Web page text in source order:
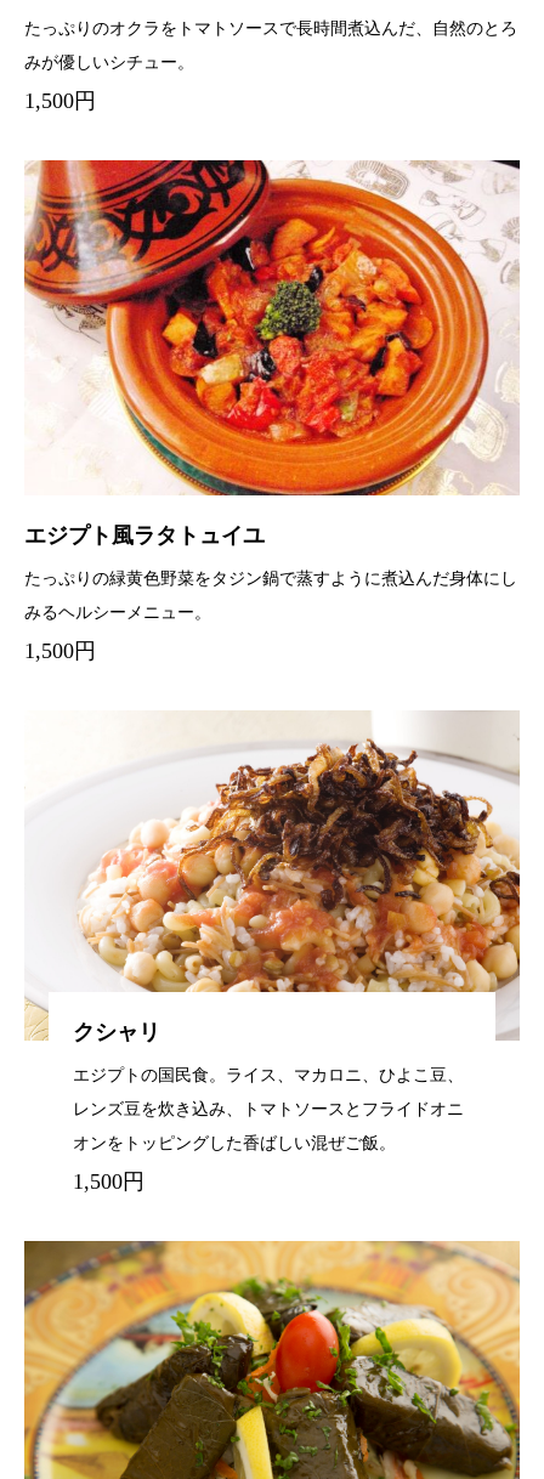
たっぷりのオクラをトマトソースで長時間煮込んだ、自然のとろ
みが優しいシチュー。
1,500円
エジプト風ラタトュイユ
たっぷりの緑黄色野菜をタジン鍋で蒸すように煮込んだ身体にし
みるヘルシーメニュー。
1,500円
クシャリ
エジプトの国民食。ライス、マカロニ、ひよこ豆、
レンズ豆を炊き込み、トマトソースとフライドオニ
オンをトッピングした香ばしい混ぜご飯。
1,500円